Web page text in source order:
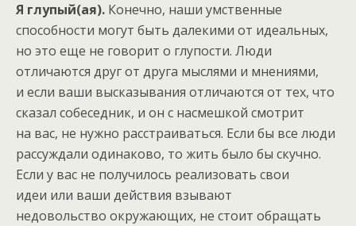
Я глупый(ая). Конечно, наши умственные
способности могут быть далекими от идеальных,
но это еще не говорит о глупости. Люди
отличаются друг от друга мыслями и мнениями,
и если ваши высказывания отличаются от тех, что
сказал собеседник, и он с насмешкой смотрит
на вас, не нужно расстраиваться. Если бы все люди
рассуждали одинаково, то жить было бы скучно.
Если у вас не получилось реализовать свои
идеи или ваши действия взывают
недовольство окружающих, не стоит обращать